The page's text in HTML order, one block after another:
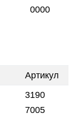
0000
Артикул
3190
7005